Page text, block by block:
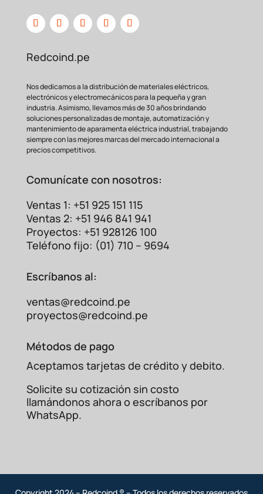
Redcoind.pe
Nos dedicamos a la distribución de materiales eléctricos,
electrónicos y electromecánicos para la pequeña y gran
industria. Asimismo, llevamos más de 30 años brindando
soluciones personalizadas de montaje, automatización y
mantenimiento de aparamenta eléctrica industrial, trabajando
siempre con las mejores marcas del mercado internacional a
precios competitivos.
Comunícate con nosotros:
Ventas 1: +51 925 151 115
Ventas 2: +51 946 841 941
Proyectos: +51 928126 100
Teléfono fijo: (01) 710 – 9694
Escríbanos al:
ventas@redcoind.pe
proyectos@redcoind.pe
Métodos de pago
Aceptamos tarjetas de crédito y debito.
Solicite su cotización sin costo
llamándonos ahora o escríbanos por
WhatsApp.